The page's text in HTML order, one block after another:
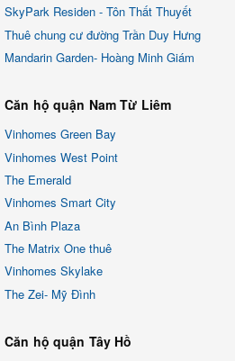
SkyPark Residen - Tôn Thất Thuyết
Thuê chung cư đường Trần Duy Hưng
Mandarin Garden- Hoàng Minh Giám
Căn hộ quận Nam Từ Liêm
Vinhomes Green Bay
Vinhomes West Point
The Emerald
Vinhomes Smart City
An Bình Plaza
The Matrix One thuê
Vinhomes Skylake
The Zei- Mỹ Đình
Căn hộ quận Tây Hồ